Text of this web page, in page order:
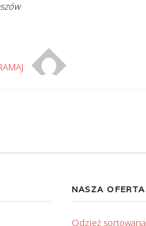
NASZA OFERTA
Odzież sortowana